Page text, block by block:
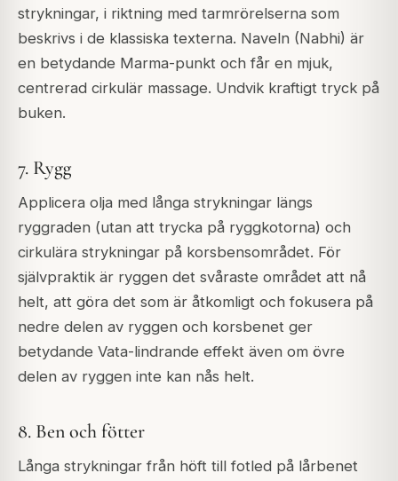
strykningar, i riktning med tarmrörelserna som
beskrivs i de klassiska texterna. Naveln (Nabhi) är
en betydande Marma-punkt och får en mjuk,
centrerad cirkulär massage. Undvik kraftigt tryck på
buken.
7. Rygg
Applicera olja med långa strykningar längs
ryggraden (utan att trycka på ryggkotorna) och
cirkulära strykningar på korsbensområdet. För
självpraktik är ryggen det svåraste området att nå
helt, att göra det som är åtkomligt och fokusera på
nedre delen av ryggen och korsbenet ger
betydande Vata-lindrande effekt även om övre
delen av ryggen inte kan nås helt.
8. Ben och fötter
Långa strykningar från höft till fotled på lårbenet